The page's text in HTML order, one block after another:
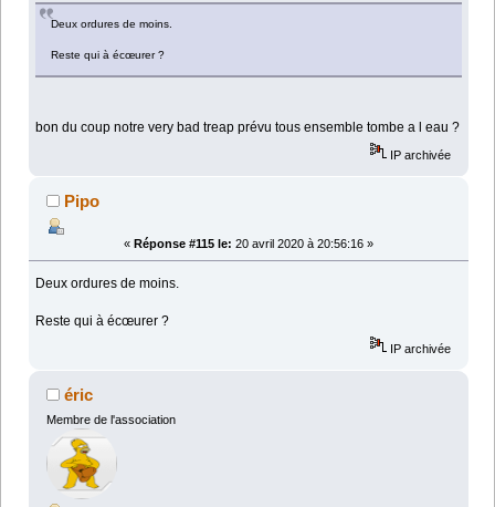
Deux ordures de moins.
Reste qui à écœurer ?
bon du coup notre very bad treap prévu tous ensemble tombe a l eau ?
IP archivée
Pipo
« Réponse #115 le: 20 avril 2020 à 20:56:16 »
Deux ordures de moins.
Reste qui à écœurer ?
IP archivée
éric
Membre de l'association